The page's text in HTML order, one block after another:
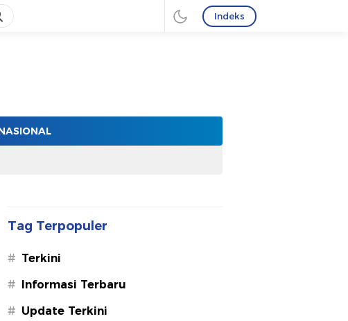
Indeks
Tag Terpopuler
# Terkini
# Informasi Terbaru
# Update Terkini